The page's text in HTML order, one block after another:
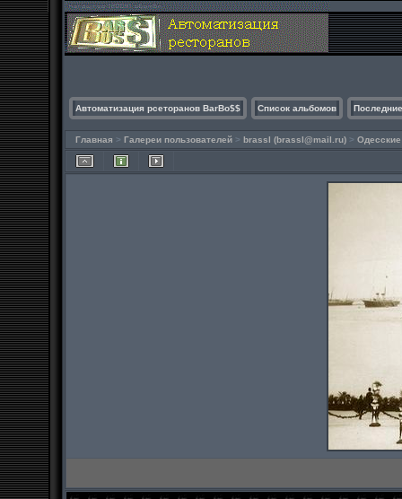
Автоматизация рсеторанов BarBo$$ Список альбомов
Главная > Галереи пользователей > brassl (brassl@mail.ru) >